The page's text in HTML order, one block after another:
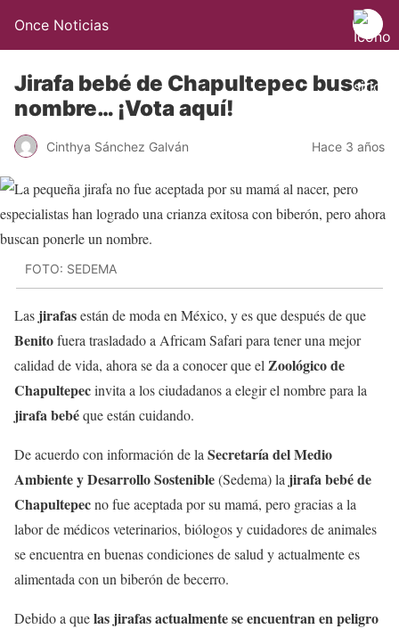
Once Noticias
Jirafa bebé de Chapultepec busca
nombre… ¡Vota aquí!
Cinthya Sánchez Galván Hace 3 años
FOTO: SEDEMA
Las jirafasestán de moda en México, y es que después de que
Benitofuera trasladado a Africam Safari para tener una mejor
calidad de vida, ahora se da a conocer que el Zoológico de
Chapultepecinvita a los ciudadanos a elegir el nombre para la
jirafa bebéque están cuidando.
De acuerdo con información de la Secretaría del Medio
Ambiente y Desarrollo Sostenible(Sedema) la jirafa bebé de
Chapultepecno fue aceptada por su mamá, pero gracias a la
labor de médicos veterinarios, biólogos y cuidadores de animales
se encuentra en buenas condiciones de salud y actualmente es
alimentada con un biberón de becerro.
Debido a quelas jirafas actualmente se encuentran en peligro